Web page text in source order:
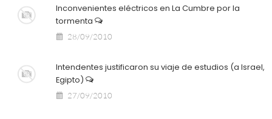
Inconvenientes eléctricos en La Cumbre por la
tormenta
28/09/2010
Intendentes justificaron su viaje de estudios (a Israel,
Egipto)
27/09/2010